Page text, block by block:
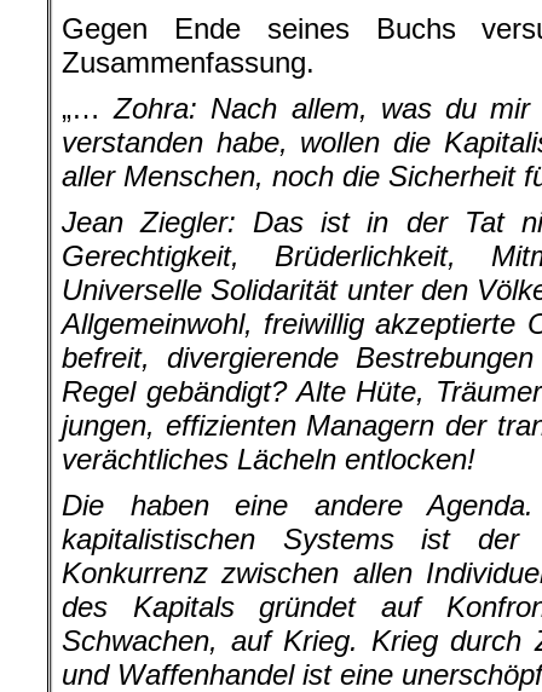
Gegen Ende seines Buchs
Zusammenfassung.
„… Zohra: Nach allem, was du
verstanden habe, wollen die
aller Menschen, noch die Sicherheit
Jean Ziegler: Das ist in der Tat
Gerechtigkeit, Brüderlichkeit,
Universelle Solidarität unter den
Allgemeinwohl, freiwillig akzeptierte
befreit, divergierende
Regel gebändigt? Alte Hüte,
jungen, effizienten Managern der
verächtliches Lächeln entlocken!
Die haben eine andere
kapitalistischen Systems ist der
Konkurrenz zwischen allen
des Kapitals gründet auf
Schwachen, auf Krieg. Krieg durch
und Waffenhandel ist eine